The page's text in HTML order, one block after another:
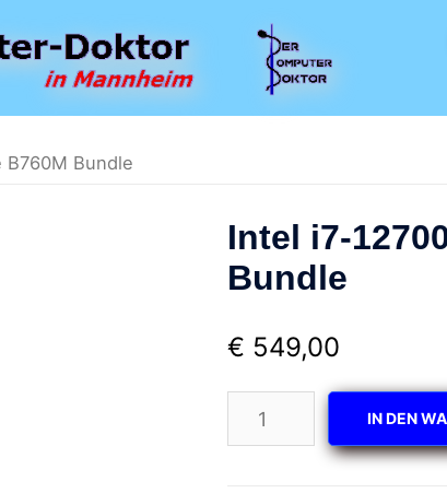
Bundle
Intel i7-
Bundle
€ 549,00
IN DEN